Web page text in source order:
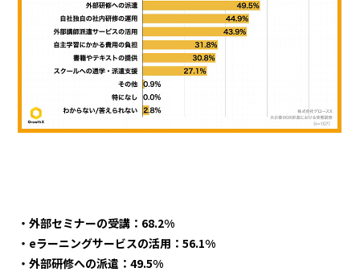
・外部セミナーの受講：68.2%
・eラーニングサービスの活用：56.1%
・外部研修への派遣：49.5%